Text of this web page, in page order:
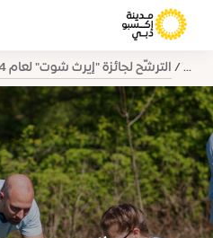
... الترشّح لجائزة "إيرث شوت" لعام 2024